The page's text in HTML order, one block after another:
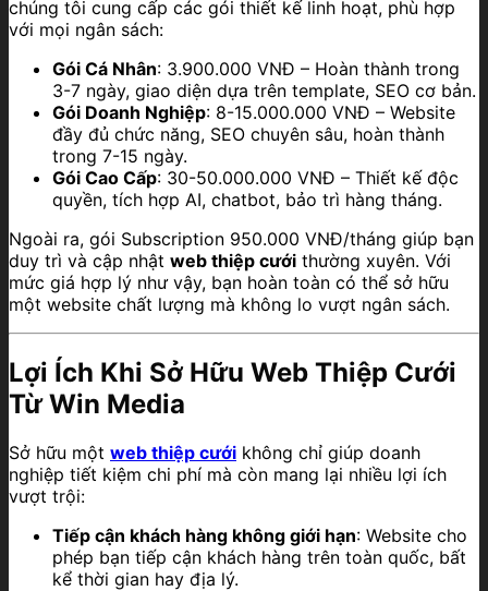
chúng tôi cung cấp các gói thiết kế linh hoạt, phù hợp
với mọi ngân sách:
Gói Cá Nhân: 3.900.000 VNĐ – Hoàn thành trong
3-7 ngày, giao diện dựa trên template, SEO cơ bản.
Gói Doanh Nghiệp: 8-15.000.000 VNĐ – Website
đầy đủ chức năng, SEO chuyên sâu, hoàn thành
trong 7-15 ngày.
Gói Cao Cấp: 30-50.000.000 VNĐ – Thiết kế độc
quyền, tích hợp AI, chatbot, bảo trì hàng tháng.
Ngoài ra, gói Subscription 950.000 VNĐ/tháng giúp bạn
duy trì và cập nhật web thiệp cưới thường xuyên. Với
mức giá hợp lý như vậy, bạn hoàn toàn có thể sở hữu
một website chất lượng mà không lo vượt ngân sách.
Lợi Ích Khi Sở Hữu Web Thiệp Cưới
Từ Win Media
Sở hữu một web thiệp cưới không chỉ giúp doanh
nghiệp tiết kiệm chi phí mà còn mang lại nhiều lợi ích
vượt trội:
Tiếp cận khách hàng không giới hạn: Website cho
phép bạn tiếp cận khách hàng trên toàn quốc, bất
kể thời gian hay địa lý.